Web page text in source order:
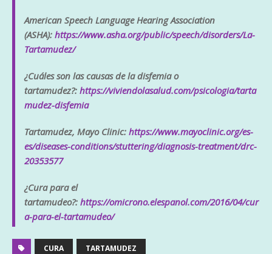
American Speech Language Hearing Association
(ASHA): https://www.asha.org/public/speech/disorders/La-
Tartamudez/
¿Cuáles son las causas de la disfemia o
tartamudez?: https://viviendolasalud.com/psicologia/tarta
mudez-disfemia
Tartamudez, Mayo Clinic: https://www.mayoclinic.org/es-
es/diseases-conditions/stuttering/diagnosis-treatment/drc-
20353577
¿Cura para el
tartamudeo?: https://omicrono.elespanol.com/2016/04/cur
a-para-el-tartamudeo/
CURA TARTAMUDEZ